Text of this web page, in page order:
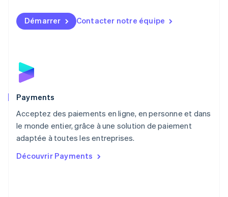
Démarrer Contacter notre équipe
Payments
Acceptez des paiements en ligne, en personne et dans
le monde entier, grâce à une solution de paiement
adaptée à toutes les entreprises.
Découvrir Payments
English简体中文
Malte
Norvège
English
English
NederlandsEnglish
Pologne
English
PortuguêsEnglish